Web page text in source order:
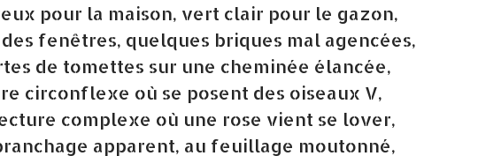
pour la maison, vert clair pour le gazon,
fenêtres, quelques briques mal agencées,
de tomettes sur une cheminée élancée,
circonflexe où se posent des oiseaux V,
complexe où une rose vient se lover,
apparent, au feuillage moutonné,